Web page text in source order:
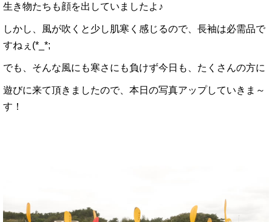
生き物たちも顔を出していましたよ♪
しかし、風が吹くと少し肌寒く感じるので、長袖は必需品で
すねぇ(*_*;
でも、そんな風にも寒さにも負けず今日も、たくさんの方に
遊びに来て頂きましたので、本日の写真アップしていきま～
す！